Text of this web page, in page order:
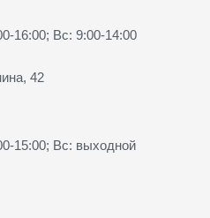
16:00; Вс: 9:00-14:00
42
15:00; Вс: выходной